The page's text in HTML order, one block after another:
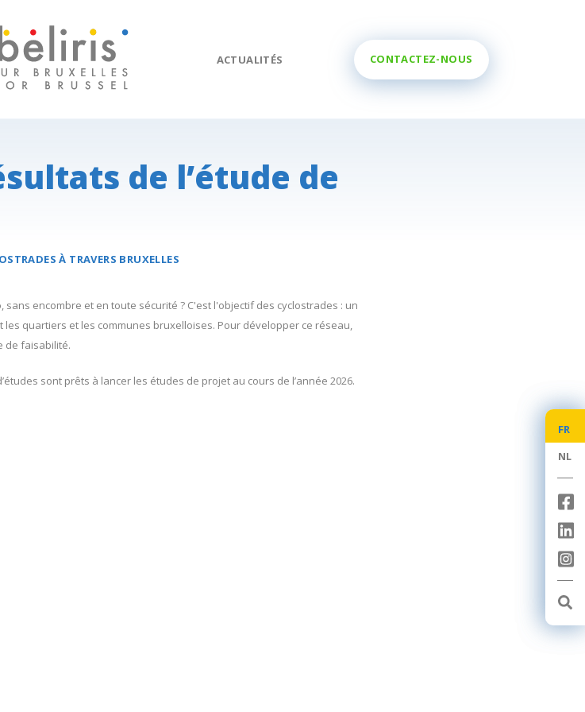
FR
NL
ACTUALITÉS CONTACTEZ-NOUS
FR
NL
de l’étude de
À TRAVERS BRUXELLES
encombre et en toute sécurité ? C'est l'objectif des cyclostrades : un
quartiers et les communes bruxelloises. Pour développer ce réseau,
de faisabilité.
sont prêts à lancer les études de projet au cours de l’année 2026.